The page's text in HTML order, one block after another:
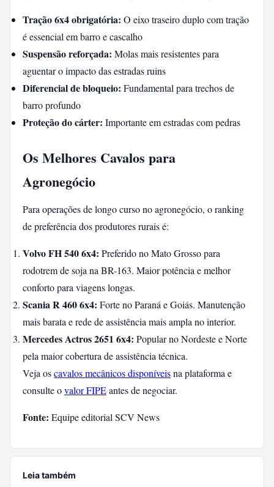
Tração 6x4 obrigatória: O eixo traseiro duplo com tração
é essencial em barro e cascalho
Suspensão reforçada: Molas mais resistentes para
aguentar o impacto das estradas ruins
Diferencial de bloqueio: Fundamental para trechos de
barro profundo
Proteção do cárter: Importante em estradas com pedras
Os Melhores Cavalos para
Agronegócio
Para operações de longo curso no agronegócio, o ranking
de preferência dos produtores rurais é:
Volvo FH 540 6x4: Preferido no Mato Grosso para
rodotrem de soja na BR-163. Maior potência e melhor
conforto para viagens longas.
Scania R 460 6x4: Forte no Paraná e Goiás. Manutenção
mais barata e rede de assistência mais ampla no interior.
Mercedes Actros 2651 6x4: Popular no Nordeste e Norte
pela maior cobertura de assistência técnica.
Veja oscavalos mecânicos disponíveisna plataforma e
consulte ovalor FIPEantes de negociar.
Fonte: Equipe editorial SCV News
Leia também